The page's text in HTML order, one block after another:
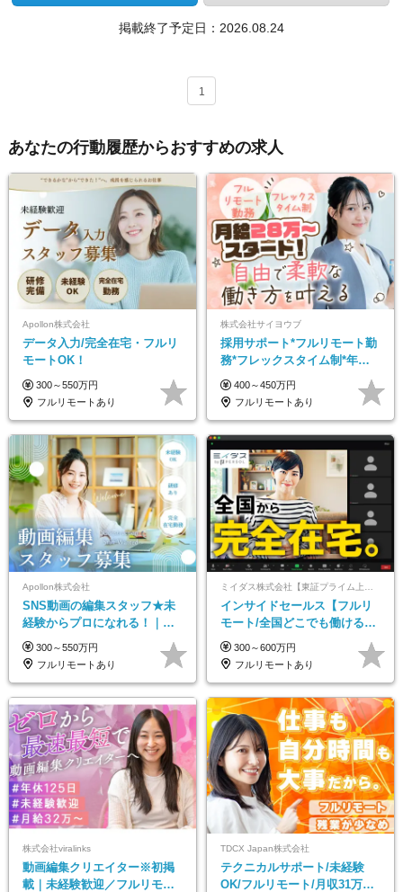
掲載終了予定日： 2026.08.24
1
あなたの行動履歴からおすすめの求人
Apollon株式会社
データ入力/完全在宅・フルリ
モートOK！
300～550万円
フルリモートあり
株式会社サイヨウブ
採用サポート*フルリモート勤
務*フレックスタイム制*年休
120日*土日祝休み*残業ほぼな
し*育児中社員8割以上
400～450万円
フルリモートあり
Apollon株式会社
SNS動画の編集スタッフ★未
経験からプロになれる！｜お
うちで働くフルリモート｜残
業ゼロで18時退勤◎
300～550万円
フルリモートあり
インサイドセールス【フルリ
モート/全国どこでも働ける】
未経験OK*土日祝休み*残業少
なめ*在宅勤務手当あり
300～600万円
フルリモートあり
株式会社viralinks
動画編集クリエイター※初掲
載｜未経験歓迎／フルリモー
TDCX Japan株式会社
テクニカルサポート/未経験
OK/フルリモート/月収31万円